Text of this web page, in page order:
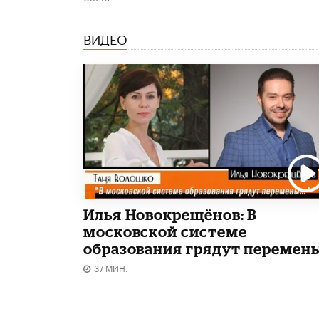
ВИДЕО
Илья Новокрещёнов: В
московской системе
образования грядут
37 МИН.